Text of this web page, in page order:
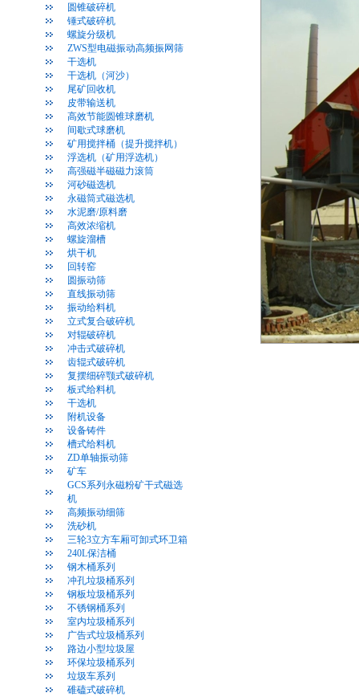
圆锥破碎机
锤式破碎机
螺旋分级机
ZWS型电磁振动高频振网筛
干选机
干选机（河沙）
尾矿回收机
皮带输送机
高效节能圆锥球磨机
间歇式球磨机
矿用搅拌桶（提升搅拌机）
浮选机（矿用浮选机）
高强磁半磁磁力滚筒
河砂磁选机
永磁筒式磁选机
水泥磨/原料磨
高效浓缩机
螺旋溜槽
烘干机
回转窑
圆振动筛
直线振动筛
振动给料机
立式复合破碎机
对辊破碎机
冲击式破碎机
齿辊式破碎机
复摆细碎颚式破碎机
板式给料机
干选机
附机设备
设备铸件
槽式给料机
ZD单轴振动筛
矿车
GCS系列永磁粉矿干式磁选
机
高频振动细筛
洗砂机
三轮3立方车厢可卸式环卫箱
240L保洁桶
钢木桶系列
冲孔垃圾桶系列
钢板垃圾桶系列
不锈钢桶系列
室内垃圾桶系列
广告式垃圾桶系列
路边小型垃圾屋
环保垃圾桶系列
垃圾车系列
碓磕式破碎机